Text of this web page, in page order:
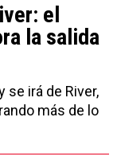
el
la salida
se irá de River,
más de lo